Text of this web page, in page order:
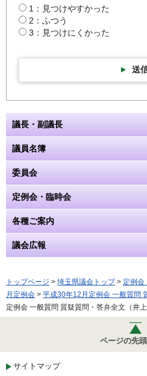
1：見つけやすかった
2：ふつう
3：見つけにくかった
送
議長・副議長
議員名簿
委員会
定例会・臨時会
各種ご案内
議会広報
トップページ > 埼玉県議会トップ> 定例会
月定例会 > 平成30年12月定例会 一般質問
定例会 一般質問 質疑質問・答弁全文（井上
ページの先
サイトマップ